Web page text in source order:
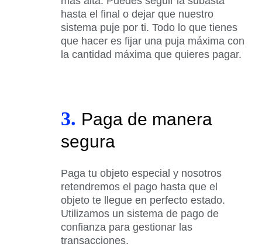
hasta el final o dejar que nuestro
sistema puje por ti. Todo lo que tienes
que hacer es fijar una puja máxima con
la cantidad máxima que quieres pagar.
3. Paga de manera
segura
Paga tu objeto especial y nosotros
retendremos el pago hasta que el
objeto te llegue en perfecto estado.
Utilizamos un sistema de pago de
confianza para gestionar las
transacciones.